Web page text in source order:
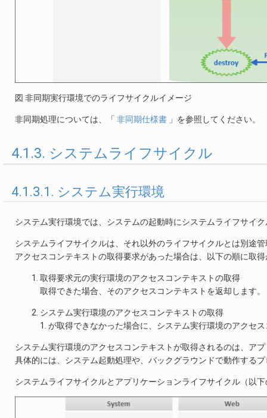
図 非同期実行環境でのライフサイクルイメージ
非同期処理については、「 非同期仕様書 」を参照してください。
4.1.3. システムライフサイクル
4.1.3.1. システム実行環境
システム実行環境では、システムの起動時にシステムライフサイ
システムライフサイクルは、それ以外のライフサイクルとは別途
アクセスコンテキストの取得要求があった場合は、以下の順に取
取得要求元の実行環境のアクセスコンテキストの取得
取得できた場合、そのアクセスコンテキストを返却します。
システム実行環境のアクセスコンテキストの取得
1. が取得できなかった場合に、システム実行環境のアクセ
システム実行環境のアクセスコンテキストが取得されるのは、ア
具体的には、システム起動処理や、バックグラウンドで動作する
システムライフサイクルとアプリケーションライフサイクル（以